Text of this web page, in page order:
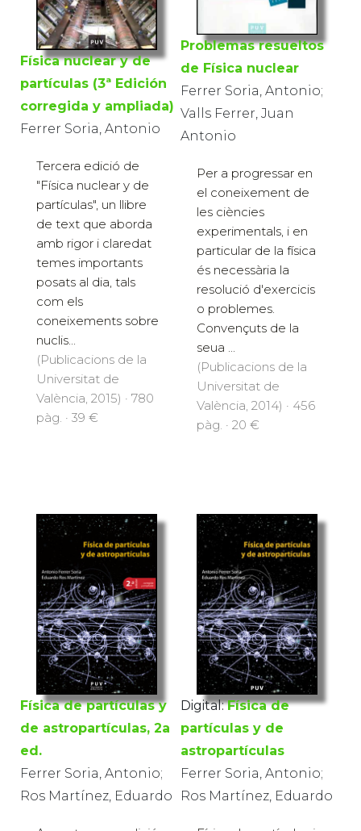
Física nuclear y de
partículas (3ª Edición
corregida y ampliada)
Ferrer Soria, Antonio
Tercera edició de
"Física nuclear y de
partículas", un llibre
de text que aborda
amb rigor i claredat
temes importants
posats al dia, tals
com els
coneixements sobre
nuclis...
(Publicacions de la
Universitat de
València, 2015) · 780
pàg. · 39 €
Problemas resueltos
de Física nuclear
Ferrer Soria, Antonio;
Valls Ferrer, Juan
Antonio
Per a progressar en
el coneixement de
les ciències
experimentals, i en
particular de la física
és necessària la
resolució d'exercicis
o problemes.
Convençuts de la
seua ...
(Publicacions de la
Universitat de
València, 2014) · 456
pàg. · 20 €
Física de partículas y
de astropartículas, 2a
ed.
Ferrer Soria, Antonio;
Ros Martínez, Eduardo
Digital: Física de
partículas y de
astropartículas
Ferrer Soria, Antonio;
Ros Martínez, Eduardo